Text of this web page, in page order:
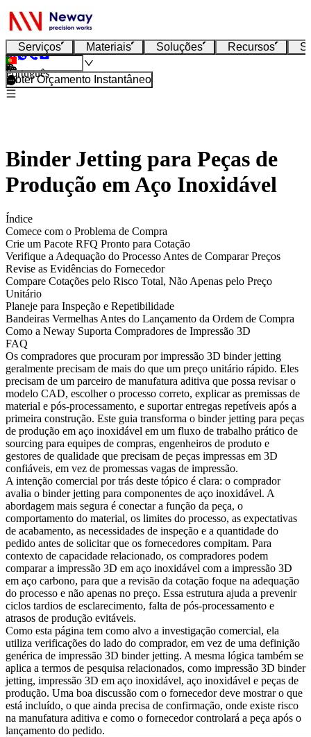
Serviços Materiais Soluções Recursos
Português
Obter Orçamento Instantâneo
Binder Jetting para Peças de
Produção em Aço Inoxidável
Índice
Comece com o Problema de Compra
Crie um Pacote RFQ Pronto para Cotação
Verifique a Adequação do Processo Antes de Comparar Preços
Revise as Evidências do Fornecedor
Compare Cotações pelo Risco Total, Não Apenas pelo Preço
Unitário
Planeje para Inspeção e Repetibilidade
Bandeiras Vermelhas Antes do Lançamento da Ordem de Compra
Como a Neway Suporta Compradores de Impressão 3D
FAQ
Os compradores que procuram porimpressão 3D binder jetting
geralmente precisam de mais do que um preço unitário rápido. Eles
precisam de um parceiro de manufatura aditiva que possa revisar o
modelo CAD, escolher o processo correto, explicar as premissas de
material e pós-processamento, e suportar entregas repetíveis após a
primeira construção. Este guia transforma o binder jetting para peças
de produção em aço inoxidável em um fluxo de trabalho prático de
sourcing para equipes de compras, engenheiros de produto e
gestores de qualidade que precisam de peças impressas em 3D
confiáveis, em vez de promessas vagas de impressão.
A intenção comercial por trás deste tópico é clara: o comprador
avalia o binder jetting para componentes de aço inoxidável. A
abordagem mais segura é conectar a função da peça, o
comportamento do material, os limites do processo, as expectativas
de acabamento, as necessidades de inspeção e a quantidade do
pedido antes de solicitar que os fornecedores compitam. Para
contexto de capacidade relacionado, os compradores podem
comparar a impressão 3D em aço inoxidável com a impressão 3D
em aço carbono, para que a revisão da cotação foque na adequação
do processo e não apenas no preço. Essa estrutura ajuda a prevenir
ciclos tardios de esclarecimento, falta de pós-processamento e
atrasos de produção evitáveis.
Como esta página tem como alvo a investigação comercial, ela
utiliza verificações do lado do comprador, em vez de uma definição
genérica de impressão 3D binder jetting. A mesma lógica também se
aplica a termos de pesquisa relacionados, como impressão 3D binder
jetting, impressão 3D em aço inoxidável, aço inoxidável e peças de
produção. Uma boa discussão com o fornecedor deve mostrar o que
está incluído, o que ainda precisa de confirmação, onde existe risco
na manufatura aditiva e como o fornecedor controlará a peça após o
lançamento do pedido.